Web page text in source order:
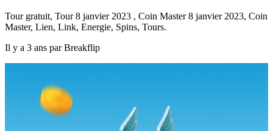
Tour gratuit, Tour 8 janvier 2023 , Coin Master 8 janvier 2023, Coin
Master, Lien, Link, Energie, Spins, Tours.
Il y a 3 ans par Breakflip